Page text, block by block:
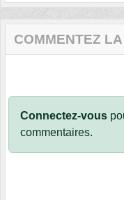
COMMENTEZ
Connectez-vous
commentaires.